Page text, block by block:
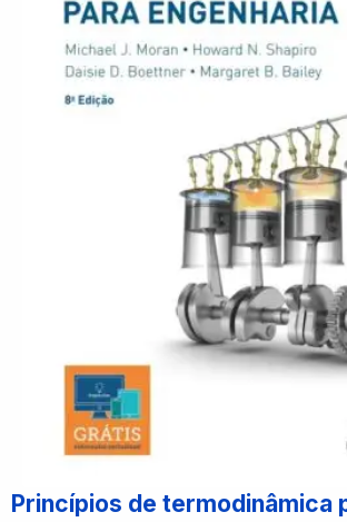
Princípios de termodinâmica